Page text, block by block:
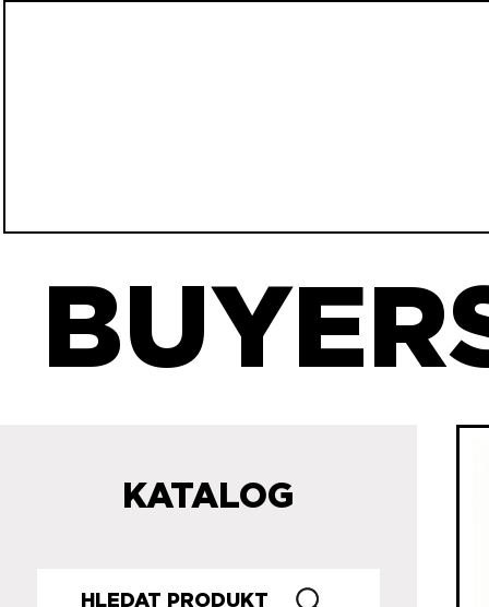
KATALOG